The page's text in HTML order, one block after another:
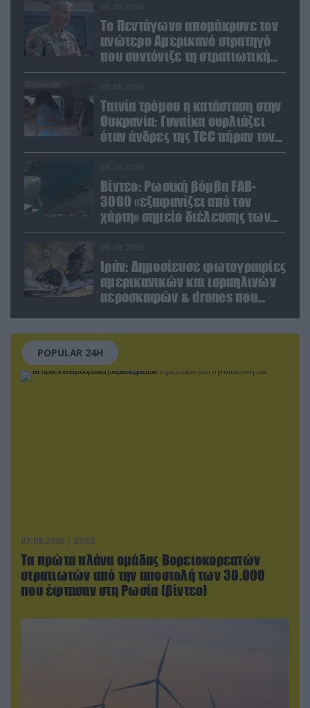
Το Πεντάγωνο απομάκρυνε τον
ανώτερο Αμερικανό στρατηγό
που συντόνιζε τη στρατιωτική
βοήθεια προς την Ουκρανία
Ταινία τρόμου η κατάσταση στην
Ουκρανία: Γυναίκα ουρλιάζει
όταν άνδρες της TCC πήραν τον
σύντροφό της (βίντεο)
Βίντεο: Ρωσική βόμβα FAB-
3000 «εξαφανίζει από τον
χάρτη» σημείο διέλευσης των
ουκρανικών δυνάμεων στην
Ιράν: Δημοσίευσε φωτογραφίες
αμερικανικών και ισραηλινών
αεροσκαφών & drones που
POPULAR 24H
07.08.2026 | 23:02
Τα πρώτα πλάνα ομάδας Βορειοκορεατών
στρατιωτών από την αποστολή των 30.000
που έφτασαν στη Ρωσία (βίντεο)